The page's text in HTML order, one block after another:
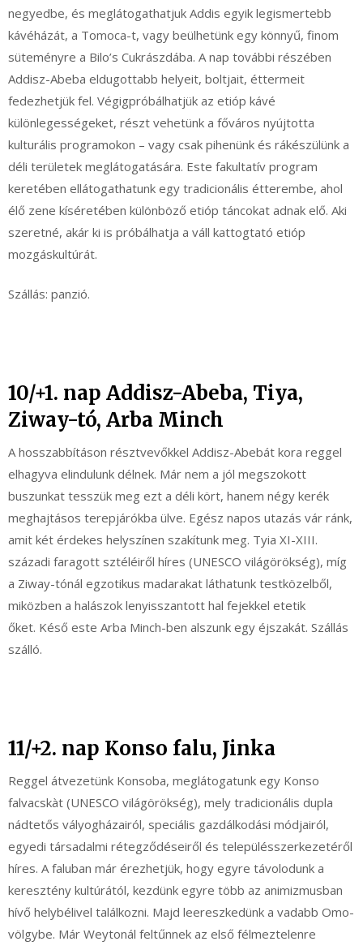
negyedbe, és meglátogathatjuk Addis egyik legismertebb
kávéházát, a Tomoca-t, vagy beülhetünk egy könnyű, finom
süteményre a Bilo’s Cukrászdába. A nap további részében
Addisz-Abeba eldugottabb helyeit, boltjait, éttermeit
fedezhetjük fel. Végigpróbálhatjük az etióp kávé
különlegességeket, részt vehetünk a főváros nyújtotta
kulturális programokon – vagy csak pihenünk és rákészülünk a
déli területek meglátogatására. Este fakultatív program
keretében ellátogathatunk egy tradicionális étterembe, ahol
élő zene kíséretében különböző etióp táncokat adnak elő. Aki
szeretné, akár ki is próbálhatja a váll kattogtató etióp
mozgáskultúrát.
Szállás: panzió.
10/+1. nap Addisz-Abeba, Tiya,
Ziway-tó, Arba Minch
A hosszabbításon résztvevőkkel Addisz-Abebát kora reggel
elhagyva elindulunk délnek. Már nem a jól megszokott
buszunkat tesszük meg ezt a déli kört, hanem négy kerék
meghajtásos terepjárókba ülve. Egész napos utazás vár ránk,
amit két érdekes helyszínen szakítunk meg. Tyia XI-XIII.
századi faragott sztéléiről híres (UNESCO világörökség), míg
a Ziway-tónál egzotikus madarakat láthatunk testközelből,
miközben a halászok lenyisszantott hal fejekkel etetik
őket. Késő este Arba Minch-ben alszunk egy éjszakát. Szállás
szálló.
11/+2. nap Konso falu, Jinka
Reggel átvezetünk Konsoba, meglátogatunk egy Konso
falvacskàt (UNESCO világörökség), mely tradicionális dupla
nádtetős vályogházairól, speciális gazdálkodási módjairól,
egyedi társadalmi rétegződéseiről és településszerkezetéről
híres. A faluban már érezhetjük, hogy egyre távolodunk a
keresztény kultúrától, kezdünk egyre több az animizmusban
hívő helybélivel találkozni. Majd leereszkedünk a vadabb Omo-
völgybe. Már Weytonál feltűnnek az első félmeztelenre